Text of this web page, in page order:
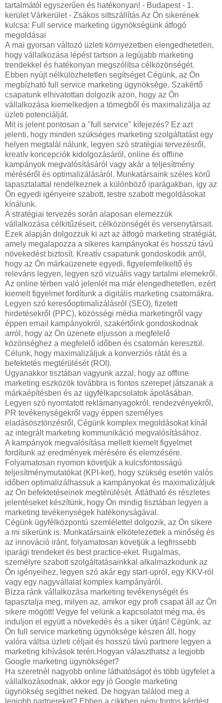
tartalmától egyszerűen és hatékonyan! - Budapest - 1.
kerület Várkerület - Zsákos sittszállítás Az Ön sikerének
kulcsa: Full service marketing ügynökségünk átfogó
megoldásai
A mai gyorsan változó üzleti környezetben elengedhetetlen,
hogy vállalkozása lépést tartson a legújabb marketing
trendekkel és hatékonyan megszólítsa célközönségét.
Ebben nyújt nélkülözhetetlen segítséget Cégünk, az Ön
megbízható full service marketing ügynöksége. Szakértő
csapatunk elhivatottan dolgozik azon, hogy az Ön
vállalkozása kiemelkedjen a tömegből és maximalizálja az
üzleti potenciálját.
Mit is jelent pontosan a "full service" kifejezés? Ez azt
jelenti, hogy minden szükséges marketing szolgáltatást egy
helyen megtalál nálunk, legyen szó stratégiai tervezésről,
kreatív koncepciók kidolgozásáról, online és offline
kampányok megvalósításáról vagy akár a teljesítmény
méréséről és optimalizálásáról. Munkatársaink széles körű
tapasztalattal rendelkeznek a különböző iparágakban, így az
Ön egyedi igényeire szabott, testre szabott megoldásokat
kínálunk.
A stratégiai tervezés során alaposan elemezzük
vállalkozása célkitűzéseit, célközönségét és versenytársait.
Ezek alapján dolgozzuk ki azt az átfogó marketing stratégiát,
amely megalapozza a sikeres kampányokat és hosszú távú
növekedést biztosít. Kreatív csapatunk gondoskodik arról,
hogy az Ön márkaüzenete egyedi, figyelemfelkeltő és
releváns legyen, legyen szó vizuális vagy tartalmi elemekről.
Az online térben való jelenlét ma már elengedhetetlen, ezért
kiemelt figyelmet fordítunk a digitális marketing csatornákra.
Legyen szó keresőoptimalizálásról (SEO), fizetett
hirdetésekről (PPC), közösségi média marketingről vagy
éppen email kampányokról, szakértőink gondoskodnak
arról, hogy az Ön üzenete eljusson a megfelelő
közönséghez a megfelelő időben és csatornán keresztül.
Célunk, hogy maximalizáljuk a konverziós rátát és a
befektetés megtérülését (ROI).
Ugyanakkor tisztában vagyunk azzal, hogy az offline
marketing eszközök továbbra is fontos szerepet játszanak a
márkaépítésben és az ügyfélkapcsolatok ápolásában.
Legyen szó nyomtatott reklámanyagokról, rendezvényekről,
PR tevékenységekről vagy éppen személyes
eladásösztönzésről, Cégünk komplex megoldásokat kínál
az integrált marketing kommunikáció megvalósításához.
A kampányok megvalósítása mellett kiemelt figyelmet
fordítunk az eredmények mérésére és elemzésére.
Folyamatosan nyomon követjük a kulcsfontosságú
teljesítménymutatókat (KPI-ket), hogy szükség esetén valós
időben optimalizálhassuk a kampányokat és maximalizáljuk
az Ön befektetéseinek megtérülését. Átlátható és részletes
jelentéseket készítünk, hogy Ön mindig tisztában legyen a
marketing tevékenységek hatékonyságával.
Cégünk ügyfélközpontú szemlélettel dolgozik, az Ön sikere
a mi sikerünk is. Munkatársaink elkötelezettek a minőség és
az innováció iránt, folyamatosan követjük a legfrissebb
iparági trendeket és best practice-eket. Rugalmas,
személyre szabott szolgáltatásainkkal alkalmazkodunk az
Ön igényeihez, legyen szó akár egy start-upról, egy KKV-ról
vagy egy nagyvállalat komplex kampányáról.
Bízza ránk vállalkozása marketing tevékenységét és
tapasztalja meg, milyen az, amikor egy profi csapat áll az Ön
sikere mögött! Vegye fel velünk a kapcsolatot még ma, és
induljon el együtt a növekedés és a siker útján! Cégünk, az
Ön full service marketing ügynöksége készen áll, hogy
valóra váltsa üzleti céljait és hosszú távú partnere legyen a
marketing kihívások terén.Hogyan választhatsz a legjobb
Google marketing ügynökséget?
Ha szeretnél nagyobb online láthatóságot és több ügyfelet a
vállalkozásodnak, akkor egy jó Google marketing
ügynökség segíthet neked. De hogyan találod meg a
legjobb partnereket? Ebben a cikkben négy fontos kérdést